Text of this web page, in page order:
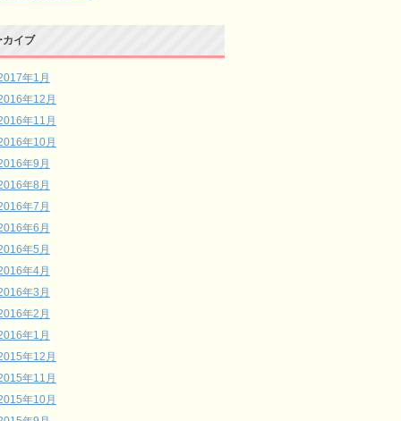
カイブ
年1月
年12月
年11月
年10月
年9月
年8月
年7月
年6月
年5月
年4月
年3月
年2月
年1月
年12月
年11月
年10月